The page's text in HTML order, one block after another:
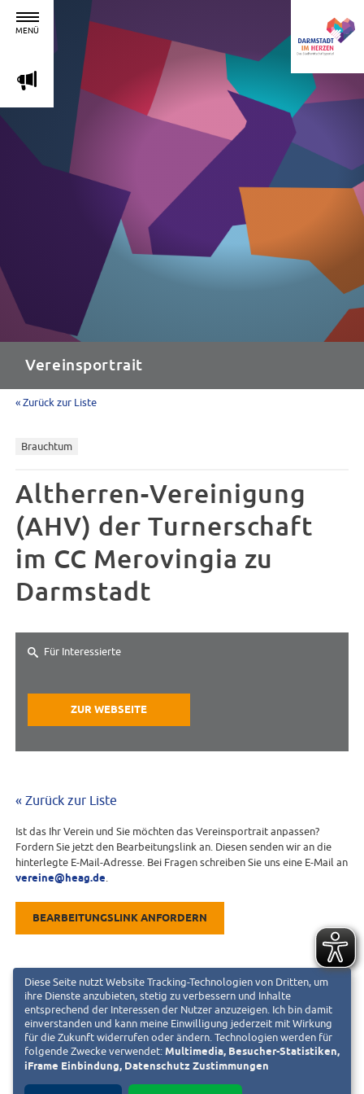
MENÜ
m
Vereinsportrait
« Zurück zur Liste
Brauchtum
Altherren-Vereinigung
(AHV) der Turnerschaft
im CC Merovingia zu
Darmstadt
Für Interessierte
ZUR WEBSEITE
« Zurück zur Liste
Ist das Ihr Verein und Sie möchten das Vereinsportrait anpassen?
Fordern Sie jetzt den Bearbeitungslink an. Diesen senden wir an die
hinterlegte E-Mail-Adresse. Bei Fragen schreiben Sie uns eine E-Mail an
vereine@heag.de.
BEARBEITUNGSLINK ANFORDERN
Diese Seite nutzt Website Tracking-Technologien von Dritten, um
ihre Dienste anzubieten, stetig zu verbessern und Inhalte
entsprechend der Interessen der Nutzer anzuzeigen. Ich bin damit
einverstanden und kann meine Einwilligung jederzeit mit Wirkung
für die Zukunft widerrufen oder ändern. Technologien werden für
folgende Zwecke verwendet: Multimedia, Besucher-Statistiken,
iFrame Einbindung, Datenschutz Zustimmungen